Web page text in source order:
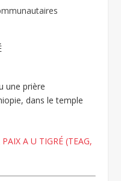
une prière
dans le temple
A U TIGRÉ (TEAG,